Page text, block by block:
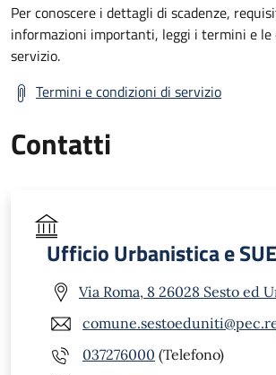
Per conoscere i dettagli di scadenze,
informazioni importanti, leggi i termini e le
servizio.
Termini e condizioni di servizio
Contatti
Ufficio Urbanistica e SUE
Via Roma, 8 26028 Sesto ed
037276000 (Telefono)